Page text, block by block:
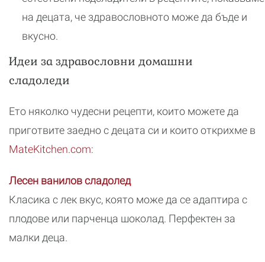
на децата, че здравословното може да бъде и
вкусно.
Идеи за здравословни домашни
сладоледи
Ето няколко чудесни рецепти, които можете да
приготвите заедно с децата си и които открихме в
MateKitchen.com:
Лесен ванилов сладолед
Класика с лек вкус, която може да се адаптира с
плодове или парченца шоколад. Перфектен за
малки деца.